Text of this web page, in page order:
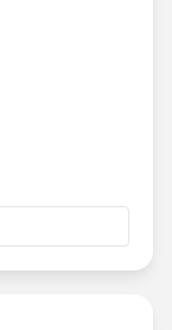
きりしません